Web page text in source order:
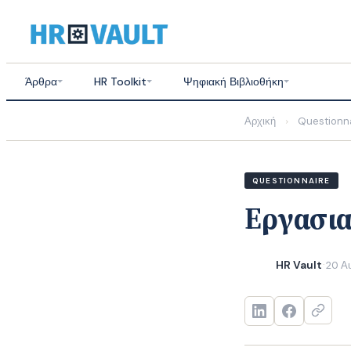
content
Άρθρα HR Toolkit Ψηφιακή Βιβλιοθήκη
Αρχική ›
QUESTIONNAIRE
HR Vault ·20